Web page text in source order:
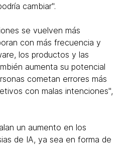
cambiar".
se vuelven más
con más frecuencia y
los productos y las
aumenta su potencial
cometan errores más
con malas intenciones",
un aumento en los
de IA, ya sea en forma de